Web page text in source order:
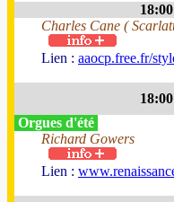
18:00
Charles Cane (
Lien : aaocp.free.fr/
18:00
Orgues d'été
Richard Gowers
Lien :